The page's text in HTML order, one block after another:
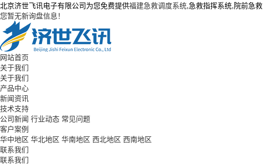
北京济世飞讯电子有限公司为您免费提供福建急救调度系统,急救指挥系统,院前急
您暂无新询盘信息！
网站首页
关于我们
关于我们
产品中心
新闻资讯
技术支持
公司新闻 行业动态 常见问题
客户案例
华中地区 华北地区 华南地区 西北地区 西南地区
联系我们
联系我们